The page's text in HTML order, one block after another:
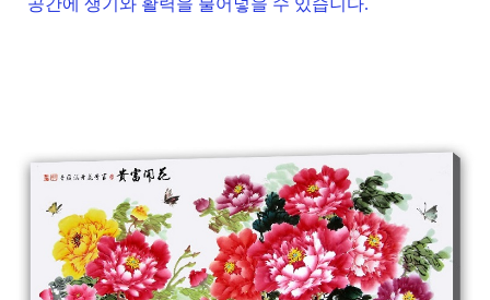
공간에 생기와 활력을 불어넣을 수 있습니다.